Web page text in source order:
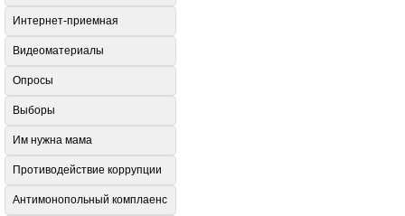
Интернет-приемная
Видеоматериалы
Опросы
Выборы
Им нужна мама
Противодействие коррупции
Антимонопольный комплаенс